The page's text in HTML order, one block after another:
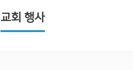
교회 행사